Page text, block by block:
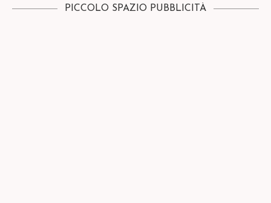
PICCOLO SPAZIO PUBBLICITÀ